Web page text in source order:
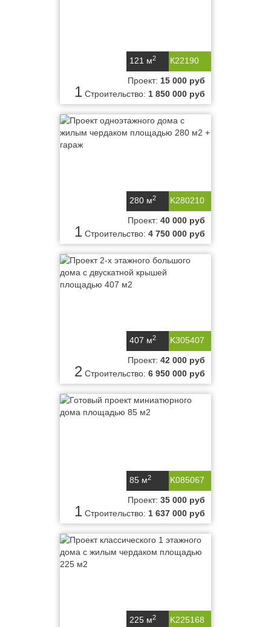
К22190
121 м2
1
Проект: 15 000 руб
Строительство: 1 850 000 руб
K280210
280 м2
1
Проект: 40 000 руб
Строительство: 4 750 000 руб
K305407
407 м2
2
Проект: 42 000 руб
Строительство: 6 950 000 руб
K085067
85 м2
1
Проект: 35 000 руб
Строительство: 1 637 000 руб
K225168
225 м2